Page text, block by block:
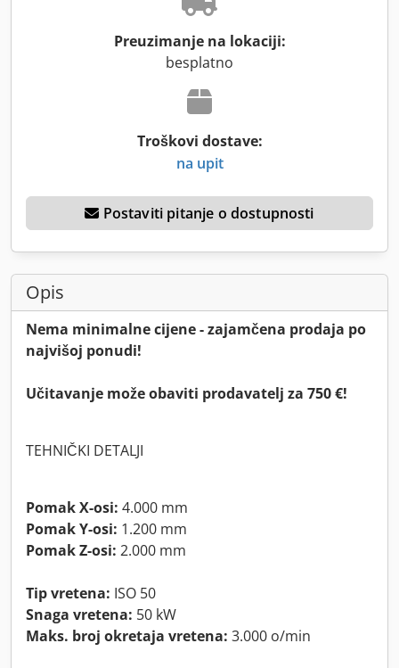
Preuzimanje na lokaciji:
besplatno
Troškovi dostave:
na upit
Postaviti pitanje o dostupnosti
Opis
Nema minimalne cijene - zajamčena prodaja po
najvišoj ponudi!
Učitavanje može obaviti prodavatelj za 750 €!
TEHNIČKI DETALJI
Pomak X-osi: 4.000 mm
Pomak Y-osi: 1.200 mm
Pomak Z-osi: 2.000 mm
Tip vretena: ISO 50
Snaga vretena: 50 kW
Maks. broj okretaja vretena: 3.000 o/min